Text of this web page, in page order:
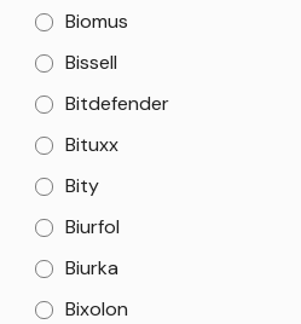
Biomus
Bissell
Bitdefender
Bituxx
Bity
Biurfol
Biurka
Bixolon